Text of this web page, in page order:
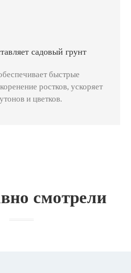
садовый грунт
быстрые
ростков, ускоряет
и цветков.
смотрели